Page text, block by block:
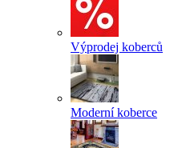
Výprodej koberců
Moderní koberce